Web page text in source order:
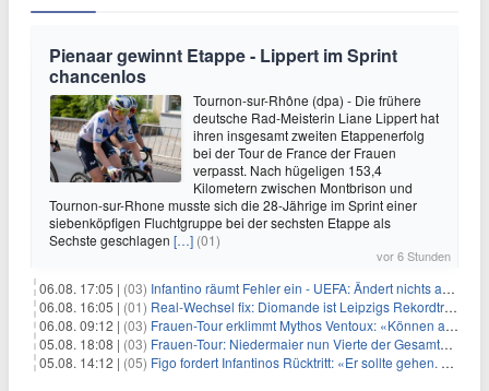
Pienaar gewinnt Etappe - Lippert im Sprint
chancenlos
Tournon-sur-Rhône (dpa) - Die frühere
deutsche Rad-Meisterin Liane Lippert hat
ihren insgesamt zweiten Etappenerfolg
bei der Tour de France der Frauen
verpasst. Nach hügeligen 153,4
Kilometern zwischen Montbrison und
Tournon-sur-Rhone musste sich die 28-Jährige im Sprint einer
siebenköpfigen Fluchtgruppe bei der sechsten Etappe als
Sechste geschlagen […] (01)
vor 6 Stunden
06.08. 17:05 | (03) Infantino räumt Fehler ein - UEFA: Ändert nichts an Boykott
06.08. 16:05 | (01) Real-Wechsel fix: Diomande ist Leipzigs Rekordtransfer
06.08. 09:12 | (03) Frauen-Tour erklimmt Mythos Ventoux: «Können alles schaffen»
05.08. 18:08 | (03) Frauen-Tour: Niedermaier nun Vierte der Gesamtwertung
05.08. 14:12 | (05) Figo fordert Infantinos Rücktritt: «Er sollte gehen. Jetzt»